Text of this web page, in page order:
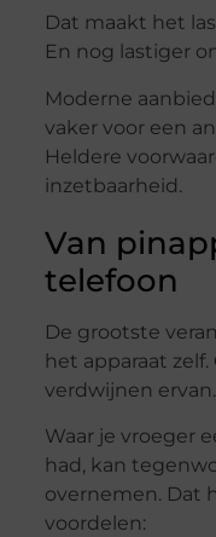
Dat maakt het
En nog lastiger
Moderne
vaker voor een
Heldere
inzetbaarheid.
Van
telefoon
De grootste
het apparaat zelf.
verdwijnen ervan.
Waar je vroeger
had, kan
overnemen. Dat
voordelen: